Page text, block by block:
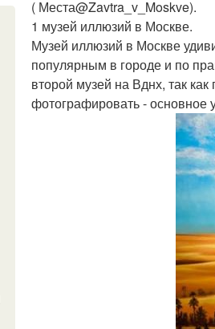
( Места@Zavtra_v_Moskve).
1 музей иллюзий в Москве.
Музей иллюзий в Москве
популярным в городе и по
второй музей на Вднх, так
фотографировать - основное